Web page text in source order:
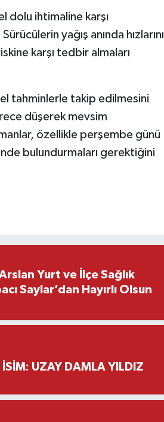
dolu ihtimaline karşı
yağış anında hızlarını
karşı tedbir almaları
tahminlerle takip edilmesini
düşerek mevsim
özellikle perşembe günü
bulundurmaları gerektiğini
Yurt ve İlçe Sağlık
Saylar’dan Hayırlı Olsun
UZAY DAMLA YILDIZ